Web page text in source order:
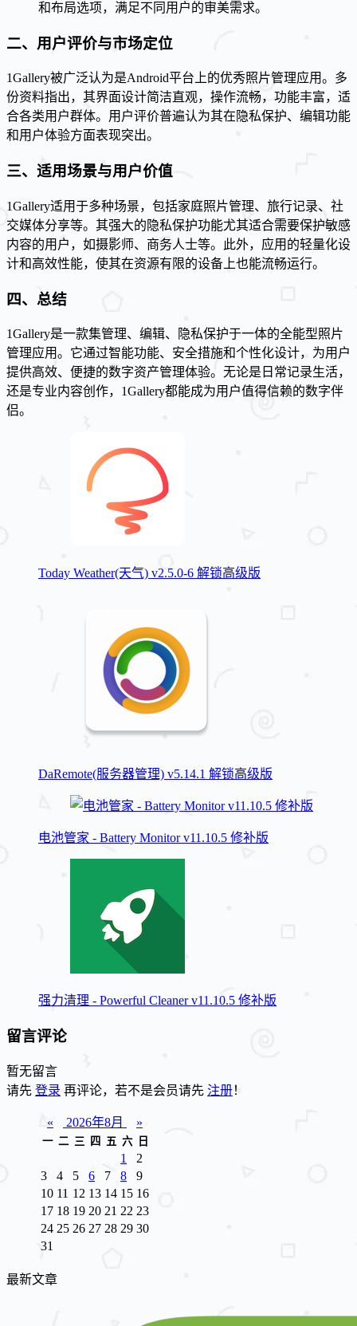
和布局选项，满足不同用户的审美需求。
二、用户评价与市场定位
1Gallery被广泛认为是Android平台上的优秀照片管理应用。多
份资料指出，其界面设计简洁直观，操作流畅，功能丰富，适
合各类用户群体。用户评价普遍认为其在隐私保护、编辑功能
和用户体验方面表现突出。
三、适用场景与用户价值
1Gallery适用于多种场景，包括家庭照片管理、旅行记录、社
交媒体分享等。其强大的隐私保护功能尤其适合需要保护敏感
内容的用户，如摄影师、商务人士等。此外，应用的轻量化设
计和高效性能，使其在资源有限的设备上也能流畅运行。
四、总结
1Gallery是一款集管理、编辑、隐私保护于一体的全能型照片
管理应用。它通过智能功能、安全措施和个性化设计，为用户
提供高效、便捷的数字资产管理体验。无论是日常记录生活，
还是专业内容创作，1Gallery都能成为用户值得信赖的数字伴
侣。
Today Weather(天气) v2.5.0-6 解锁高级版
DaRemote(服务器管理) v5.14.1 解锁高级版
电池管家 - Battery Monitor v11.10.5 修补版
强力清理 - Powerful Cleaner v11.10.5 修补版
留言评论
暂无留言
请先 登录 再评论，若不是会员请先 注册！
« 2026年8月 »
一 二 三 四 五 六 日
1
2
3
4 5 6 7 8
9
10 11 12 13 14 15 16
17 18 19 20 21 22 23
24 25 26 27 28 29 30
31
最新文章